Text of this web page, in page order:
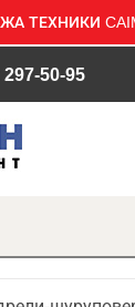
ТЕХНИКИ
297-50-95